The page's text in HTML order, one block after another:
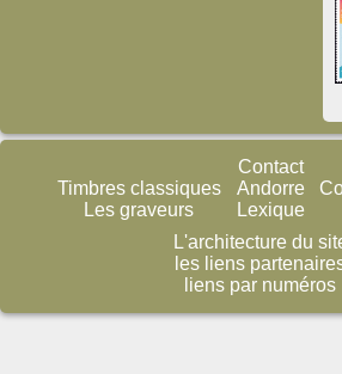
Timbres classiques
Les graveurs
Contact
Andorre
Lexique
L'architecture du
les liens
liens par numéros